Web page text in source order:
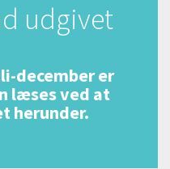
udgivet
december er
læses ved at
herunder.